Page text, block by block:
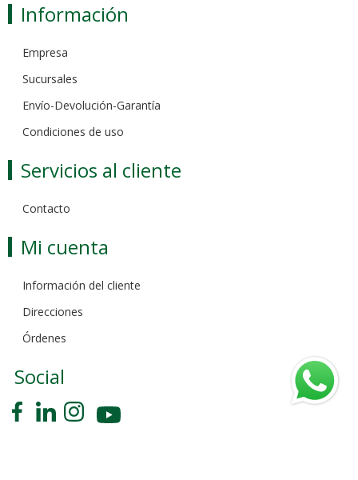
Información
Empresa
Sucursales
Envío-Devolución-Garantía
Condiciones de uso
Servicios al cliente
Contacto
Mi cuenta
Información del cliente
Direcciones
Órdenes
Social